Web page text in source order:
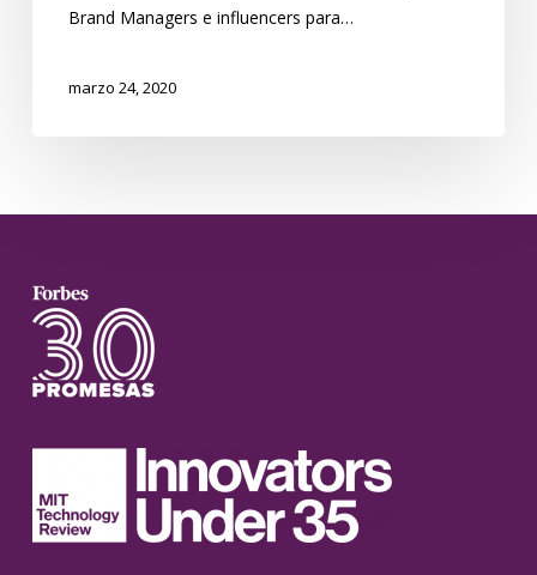
Brand Managers e influencers para…
marzo 24, 2020